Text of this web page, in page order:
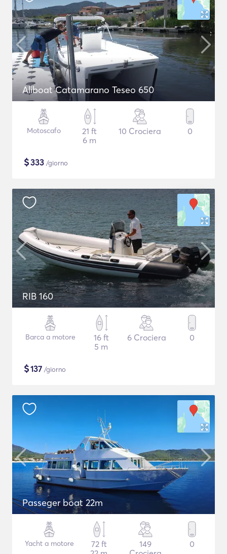
Aliboat Catamarano Teseo 650
Motoscafo
21 ft
6 m
10 Crociera 0
$333 /giorno
RIB 160
Barca a motore
16 ft
5 m
6 Crociera 0
$137 /giorno
Passeger boat 22m
Yacht a motore
72 ft
149
0